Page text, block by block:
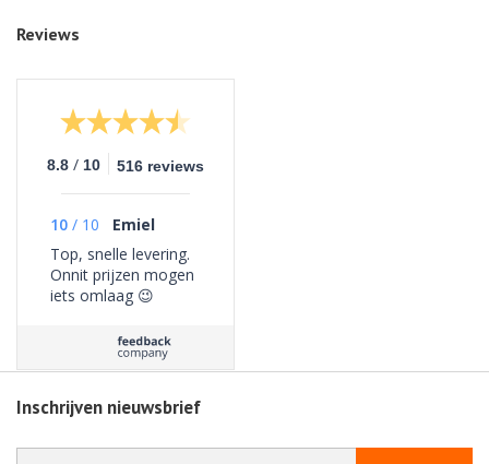
Reviews
8.8 / 10 516 reviews
10 / 10
Emiel
Top, snelle levering.
Onnit prijzen mogen
iets omlaag 😉
Inschrijven nieuwsbrief